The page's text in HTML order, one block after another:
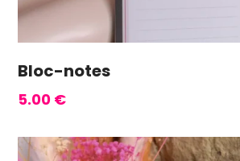
Bloc-notes
5.00 €